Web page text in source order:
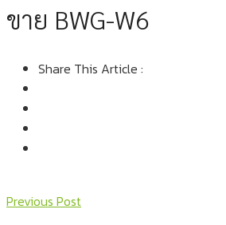
ขาย BWG-W6
Share This Article :
Previous Post